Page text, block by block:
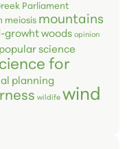
Parliament
meiosis mountains
growht woods opinion
popular science
for
planning
wildife wind